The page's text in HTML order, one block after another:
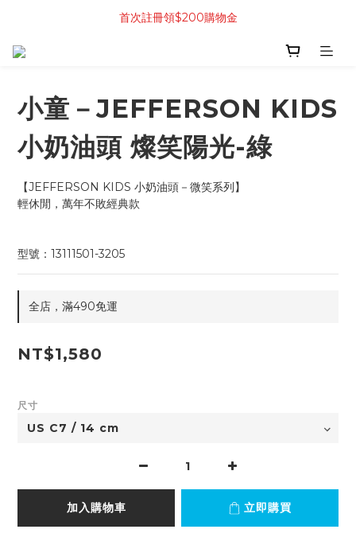
首次註冊領$200購物金
小童－JEFFERSON KIDS
小奶油頭 燦笑陽光-綠
【JEFFERSON KIDS 小奶油頭－微笑系列】
輕休閒，萬年不敗經典款
型號：13111501-3205
全店，滿490免運
NT$1,580
尺寸
加入購物車 立即購買